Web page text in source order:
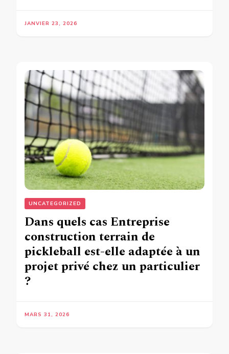
JANVIER 23, 2026
UNCATEGORIZED
Dans quels cas Entreprise
construction terrain de
pickleball est-elle adaptée à un
projet privé chez un particulier
?
MARS 31, 2026